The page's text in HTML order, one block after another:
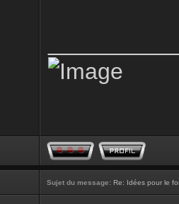
Sujet du message: Re: Idées pour le